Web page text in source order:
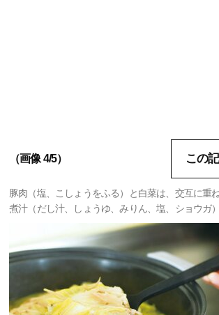
（画像 4/5） この
豚肉（塩、こしょうをふる）と白菜は、交互に重
煮汁（だし汁、しょうゆ、みりん、塩、ショウガ